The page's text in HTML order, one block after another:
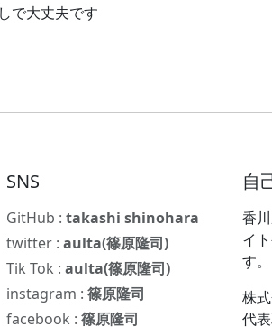
で大丈夫です
SNS
GitHub :takashi shinohara
twitter :aulta(篠原隆司)
Tik Tok :aulta(篠原隆司)
instagram :篠原隆司
facebook :篠原隆司
自
香
イ
す。
株
代